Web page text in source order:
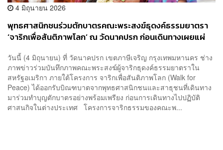
4 มิถุนายน 2026
พุทธศาสนิกชนร่วมตักบาตรคณะพระสงฆ์ธุดงค์ธรรมยาตรา
‘จาริกเพื่อสันติภาพโลก’ ณ วัดนาคปรก ก่อนเดินทางเผยแผ่
วันนี้ (4 มิถุนายน) ที่ วัดนาคปรก เขตภาษีเจริญ กรุงเทพมหานคร ช่าง
ภาพข่าวร่วมบันทึกภาพคณะพระสงฆ์ผู้จาริกธุดงค์ธรรมยาตราใน
สหรัฐอเมริกา ภายใต้โครงการ จาริกเพื่อสันติภาพโลก (Walk for
Peace) ได้ออกรับบิณฑบาตจากพุทธศาสนิกชนและสาธุชนที่เดินทาง
มาร่วมทำบุญตักบาตรอย่างพร้อมเพรียง ก่อนการเดินทางไปปฏิบัติ
ศาสนกิจในต่างประเทศ โครงการจาริกธรรมของคณะพ...